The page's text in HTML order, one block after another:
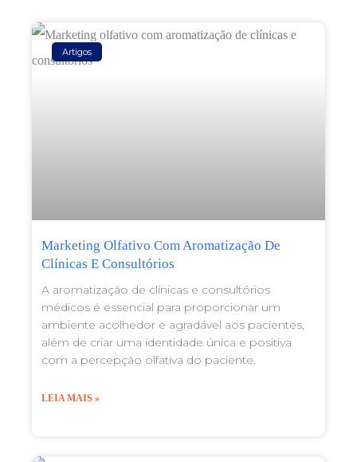
Artigos
Marketing Olfativo Com Aromatização De
Clínicas E Consultórios
A aromatização de clínicas e consultórios
médicos é essencial para proporcionar um
ambiente acolhedor e agradável aos pacientes,
além de criar uma identidade única e positiva
com a percepção olfativa do paciente.
LEIA MAIS »